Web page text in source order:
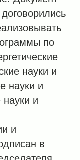
по
науки и
науки и
науки и
и
в